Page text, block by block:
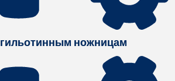
гильотинным ножницам